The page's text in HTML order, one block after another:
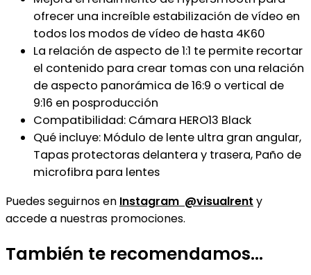
ofrecer una increíble estabilización de vídeo en
todos los modos de vídeo de hasta 4K60
La relación de aspecto de 1:1 te permite recortar
el contenido para crear tomas con una relación
de aspecto panorámica de 16:9 o vertical de
9:16 en posproducción
Compatibilidad: Cámara HERO13 Black
Qué incluye: Módulo de lente ultra gran angular,
Tapas protectoras delantera y trasera, Paño de
microfibra para lentes
Puedesseguirnos en Instagram @visualrent y
accede a nuestras promociones.
También te recomendamos…